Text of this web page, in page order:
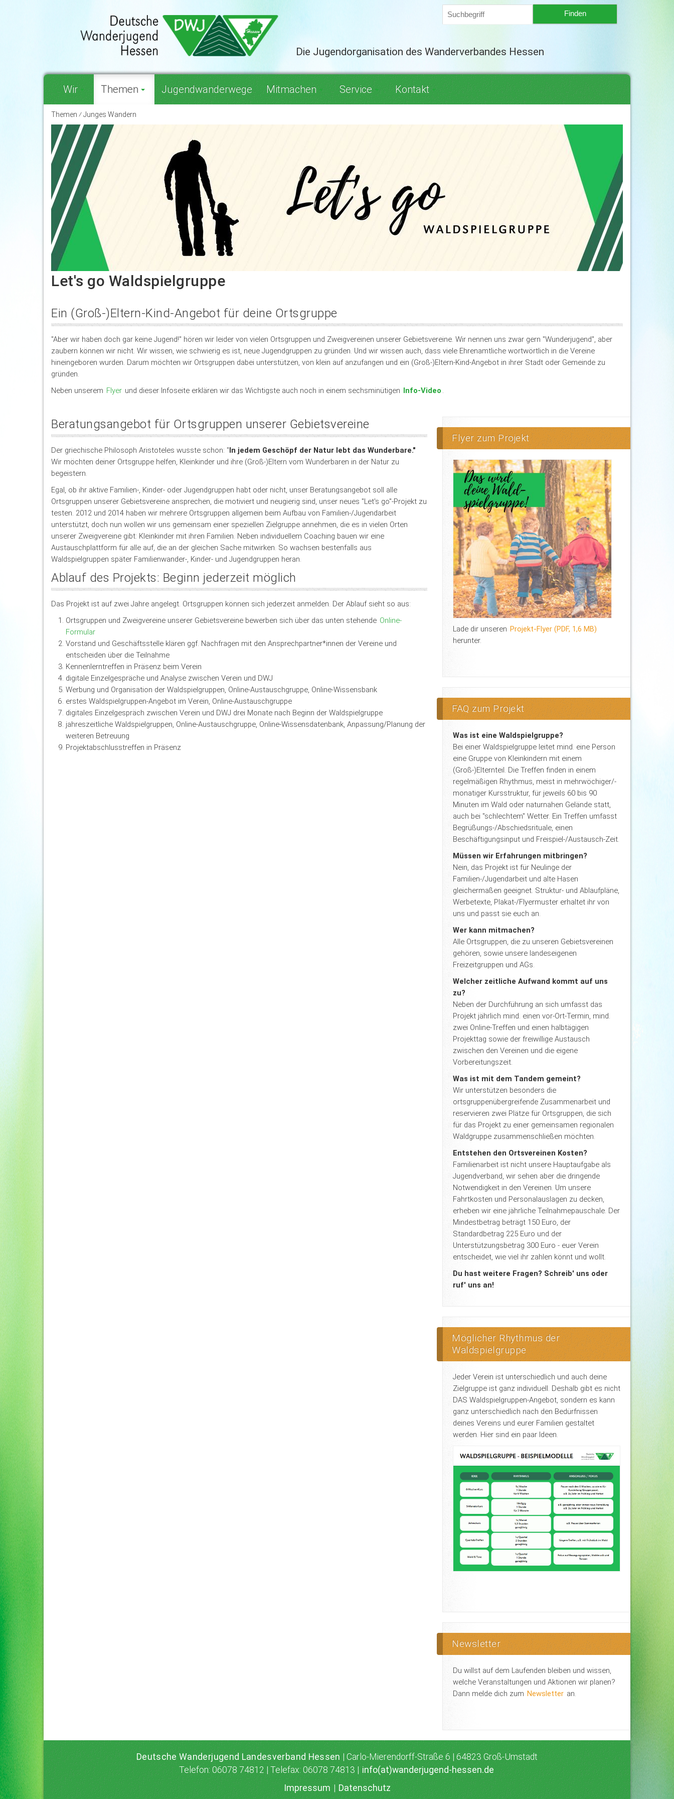
Die Jugendorganisation des Wanderverbandes Hessen
Wir Themen Jugendwanderwege Mitmachen Service Kontakt
Themen ⁄ Junges Wandern
Let's go Waldspielgruppe
Ein (Groß-)Eltern-Kind-Angebot für deine Ortsgruppe
"Aber wir haben doch gar keine Jugend!" hören wir leider von vielen Ortsgruppen und Zweigvereinen unserer Gebietsvereine. Wir nennen uns zwar gern "Wunderjugend", aber
zaubern können wir nicht. Wir wissen, wie schwierig es ist, neue Jugendgruppen zu gründen. Und wir wissen auch, dass viele Ehrenamtliche wortwörtlich in die Vereine
hineingeboren wurden. Darum möchten wir Ortsgruppen dabei unterstützen, von klein auf anzufangen und ein (Groß-)Eltern-Kind-Angebot in ihrer Stadt oder Gemeinde zu
gründen.
Neben unserem Flyer und dieser Infoseite erklären wir das Wichtigste auch noch in einem sechsminütigen Info-Video .
Beratungsangebot für Ortsgruppen unserer Gebietsvereine
Der griechische Philosoph Aristoteles wusste schon: "In jedem Geschöpf der Natur lebt das Wunderbare."
Wir möchten deiner Ortsgruppe helfen, Kleinkinder und ihre (Groß-)Eltern vom Wunderbaren in der Natur zu
begeistern.
Egal, ob ihr aktive Familien-, Kinder- oder Jugendgruppen habt oder nicht, unser Beratungsangebot soll alle
Ortsgruppen unserer Gebietsvereine ansprechen, die motiviert und neugierig sind, unser neues "Let's go"-Projekt zu
testen. 2012 und 2014 haben wir mehrere Ortsgruppen allgemein beim Aufbau von Familien-/Jugendarbeit
unterstützt, doch nun wollen wir uns gemeinsam einer speziellen Zielgruppe annehmen, die es in vielen Orten
unserer Zweigvereine gibt: Kleinkinder mit ihren Familien. Neben individuellem Coaching bauen wir eine
Austauschplattform für alle auf, die an der gleichen Sache mitwirken. So wachsen bestenfalls aus
Waldspielgruppen später Familienwander-, Kinder- und Jugendgruppen heran.
Ablauf des Projekts: Beginn jederzeit möglich
Das Projekt ist auf zwei Jahre angelegt. Ortsgruppen können sich jederzeit anmelden. Der Ablauf sieht so aus:
Ortsgruppen und Zweigvereine unserer Gebietsvereine bewerben sich über das unten stehende Online-
Formular
Vorstand und Geschäftsstelle klären ggf. Nachfragen mit den Ansprechpartner*innen der Vereine und
entscheiden über die Teilnahme
Kennenlerntreffen in Präsenz beim Verein
digitale Einzelgespräche und Analyse zwischen Verein und DWJ
Werbung und Organisation der Waldspielgruppen, Online-Austauschgruppe, Online-Wissensbank
erstes Waldspielgruppen-Angebot im Verein, Online-Austauschgruppe
digitales Einzelgespräch zwischen Verein und DWJ drei Monate nach Beginn der Waldspielgruppe
jahreszeitliche Waldspielgruppen, Online-Austauschgruppe, Online-Wissensdatenbank, Anpassung/Planung der
weiteren Betreuung
Projektabschlusstreffen in Präsenz
Flyer zum Projekt
Lade dir unseren Projekt-Flyer (PDF, 1,6 MB)
herunter.
FAQ zum Projekt
Was ist eine Waldspielgruppe?
Bei einer Waldspielgruppe leitet mind. eine Person
eine Gruppe von Kleinkindern mit einem
(Groß-)Elternteil. Die Treffen finden in einem
regelmäßigen Rhythmus, meist in mehrwöchiger/-
monatiger Kursstruktur, für jeweils 60 bis 90
Minuten im Wald oder naturnahen Gelände statt,
auch bei "schlechtem" Wetter. Ein Treffen umfasst
Begrüßungs-/Abschiedsrituale, einen
Beschäftigungsinput und Freispiel-/Austausch-Zeit.
Müssen wir Erfahrungen mitbringen?
Nein, das Projekt ist für Neulinge der
Familien-/Jugendarbeit und alte Hasen
gleichermaßen geeignet. Struktur- und Ablaufpläne,
Werbetexte, Plakat-/Flyermuster erhaltet ihr von
uns und passt sie euch an.
Wer kann mitmachen?
Alle Ortsgruppen, die zu unseren Gebietsvereinen
gehören, sowie unsere landeseigenen
Freizeitgruppen und AGs.
Welcher zeitliche Aufwand kommt auf uns
zu?
Neben der Durchführung an sich umfasst das
Projekt jährlich mind. einen vor-Ort-Termin, mind.
zwei Online-Treffen und einen halbtägigen
Projekttag sowie der freiwillige Austausch
zwischen den Vereinen und die eigene
Vorbereitungszeit.
Was ist mit dem Tandem gemeint?
Wir unterstützen besonders die
ortsgruppenübergreifende Zusammenarbeit und
reservieren zwei Plätze für Ortsgruppen, die sich
für das Projekt zu einer gemeinsamen regionalen
Waldgruppe zusammenschließen möchten.
Entstehen den Ortsvereinen Kosten?
Familienarbeit ist nicht unsere Hauptaufgabe als
Jugendverband, wir sehen aber die dringende
Notwendigkeit in den Vereinen. Um unsere
Fahrtkosten und Personalauslagen zu decken,
erheben wir eine jährliche Teilnahmepauschale. Der
Mindestbetrag beträgt 150 Euro, der
Standardbetrag 225 Euro und der
Unterstützungsbetrag 300 Euro - euer Verein
entscheidet, wie viel ihr zahlen könnt und wollt.
Du hast weitere Fragen? Schreib' uns oder
ruf' uns an!
Möglicher Rhythmus der
Waldspielgruppe
Jeder Verein ist unterschiedlich und auch deine
Zielgruppe ist ganz individuell. Deshalb gibt es nicht
DAS Waldspielgruppen-Angebot, sondern es kann
ganz unterschiedlich nach den Bedürfnissen
deines Vereins und eurer Familien gestaltet
werden. Hier sind ein paar Ideen.
Newsletter
Du willst auf dem Laufenden bleiben und wissen,
welche Veranstaltungen und Aktionen wir planen?
Dann melde dich zum Newsletter an.
Deutsche Wanderjugend Landesverband Hessen| Carlo-Mierendorff-Straße 6 | 64823 Groß-Umstadt
Telefon: 06078 74812 | Telefax: 06078 74813 |info(at)wanderjugend-hessen.de
Impressum|Datenschutz